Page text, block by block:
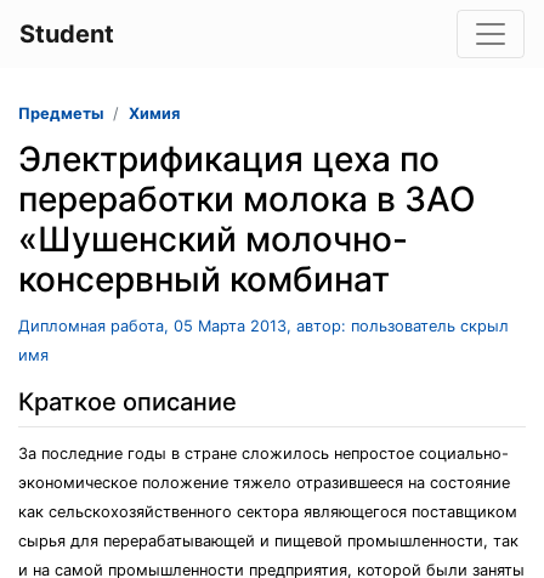
Student
Предметы Химия
Электрификация цеха по
переработки молока в ЗАО
«Шушенский молочно-
консервный комбинат
Дипломная работа, 05 Марта 2013, автор: пользователь скрыл
имя
Краткое описание
За последние годы в стране сложилось непростое социально-
экономическое положение тяжело отразившееся на состояние
как сельскохозяйственного сектора являющегося поставщиком
сырья для перерабатывающей и пищевой промышленности, так
и на самой промышленности предприятия, которой были заняты